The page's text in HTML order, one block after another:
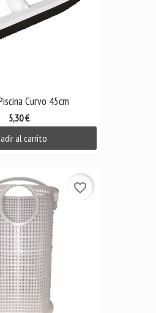
Curvo 45cm
5,30 €
al carrito
favorite_border